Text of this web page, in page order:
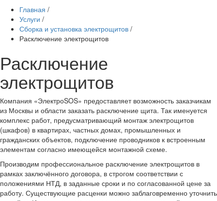
Главная /
Услуги /
Сборка и установка электрощитов /
Расключение электрощитов
Расключение
электрощитов
Компания «ЭлектроSOS» предоставляет возможность заказчикам
из Москвы и области заказать расключение щита. Так именуется
комплекс работ, предусматривающий монтаж электрощитов
(шкафов) в квартирах, частных домах, промышленных и
гражданских объектов, подключение проводников к встроенным
элементам согласно имеющейся монтажной схеме.
Производим профессиональное расключение электрощитов в
рамках заключённого договора, в строгом соответствии с
положениями НТД, в заданные сроки и по согласованной цене за
работу. Существующие расценки можно заблаговременно уточнить